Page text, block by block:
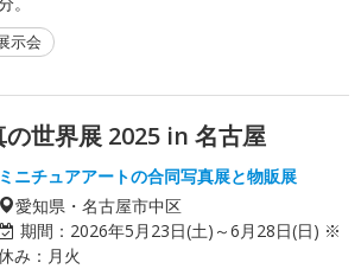
示会
の世界展 2025 in 名古屋
ミニチュアアートの合同写真展と物販展
愛知県・名古屋市中区
期間： 2026年5月23日(土)～6月28日(日) ※
み：月火